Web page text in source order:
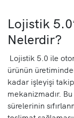
Lojistik
Nelerdir?
Lojistik 5.0 ile
ürünün
kadar işleyişi
mekanizmadır.
sürelerinin